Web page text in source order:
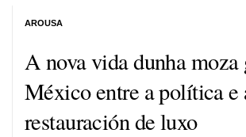
A nova vida dunha moza
México entre a política e
restauración de luxo
AROUSA